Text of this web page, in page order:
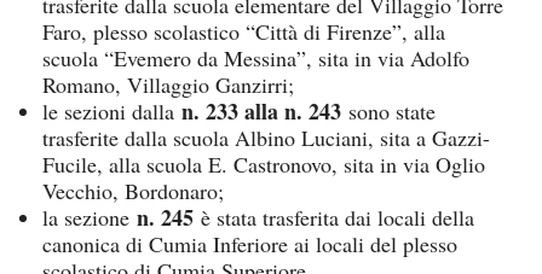
Faro, plesso scolastico “Città di Firenze”, alla
scuola “Evemero da Messina”, sita in via Adolfo
Romano, Villaggio Ganzirri;
le sezioni dalla n. 233 alla n. 243 sono state
trasferite dalla scuola Albino Luciani, sita a Gazzi-
Fucile, alla scuola E. Castronovo, sita in via Oglio
Vecchio, Bordonaro;
la sezione n. 245 è stata trasferita dai locali della
canonica di Cumia Inferiore ai locali del plesso